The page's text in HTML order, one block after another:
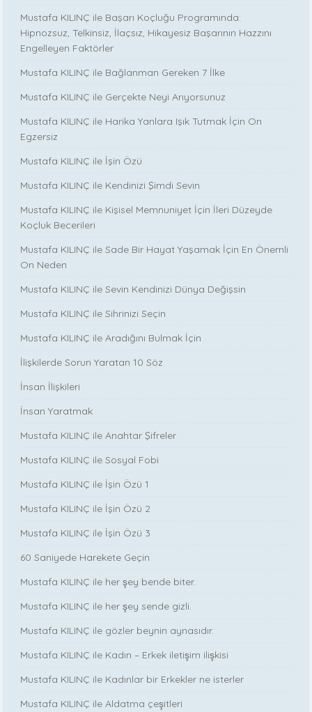
Mustafa KILINÇ ile Başarı Koçluğu Programında:
Hipnozsuz, Telkinsiz, İlaçsız, Hikayesiz Başarının Hazzını
Engelleyen Faktörler
Mustafa KILINÇ ile Bağlanman Gereken 7 İlke
Mustafa KILINÇ ile Gerçekte Neyi Arıyorsunuz
Mustafa KILINÇ ile Harika Yanlara Işık Tutmak İçin On
Egzersiz
Mustafa KILINÇ ile İşin Özü
Mustafa KILINÇ ile Kendinizi Şimdi Sevin
Mustafa KILINÇ ile Kişisel Memnuniyet İçin İleri Düzeyde
Koçluk Becerileri
Mustafa KILINÇ ile Sade Bir Hayat Yaşamak İçin En Önemli
On Neden
Mustafa KILINÇ ile Sevin Kendinizi Dünya Değişsin
Mustafa KILINÇ ile Sihrinizi Seçin
Mustafa KILINÇ ile Aradığını Bulmak İçin
İlişkilerde Sorun Yaratan 10 Söz
İnsan İlişkileri
İnsan Yaratmak
Mustafa KILINÇ ile Anahtar Şifreler
Mustafa KILINÇ ile Sosyal Fobi
Mustafa KILINÇ ile İşin Özü 1
Mustafa KILINÇ ile İşin Özü 2
Mustafa KILINÇ ile İşin Özü 3
60 Saniyede Harekete Geçin
Mustafa KILINÇ ile her şey bende biter.
Mustafa KILINÇ ile her şey sende gizli.
Mustafa KILINÇ ile gözler beynin aynasıdır.
Mustafa KILINÇ ile Kadın – Erkek iletişim ilişkisi
Mustafa KILINÇ ile Kadınlar bir Erkekler ne isterler
Mustafa KILINÇ ile Aldatma çeşitleri